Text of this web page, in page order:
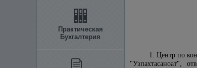
Практическая
Бухгалтерия
1. Центр по
"Узпахтасаноат",